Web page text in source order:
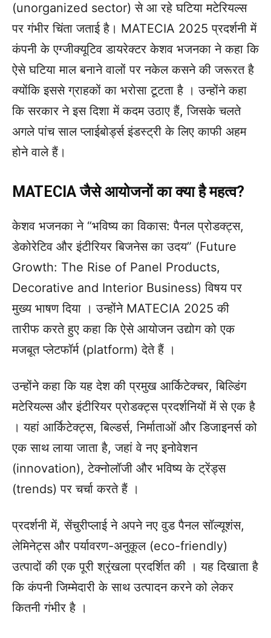
(unorganized sector) से आ रहे घटिया मटेरियल्स
पर गंभीर चिंता जताई है। MATECIA 2025 प्रदर्शनी में
कंपनी के एग्जीक्यूटिव डायरेक्टर केशव भजनका ने कहा कि
ऐसे घटिया माल बनाने वालों पर नकेल कसने की जरूरत है
क्योंकि इससे ग्राहकों का भरोसा टूटता है । उन्होंने कहा
कि सरकार ने इस दिशा में कदम उठाए हैं, जिसके चलते
अगले पांच साल प्लाईबोर्ड्स इंडस्ट्री के लिए काफी अहम
होने वाले हैं।
MATECIA जैसे आयोजनों का क्या है महत्व?
केशव भजनका ने “भविष्य का विकास: पैनल प्रोडक्ट्स,
डेकोरेटिव और इंटीरियर बिजनेस का उदय” (Future
Growth: The Rise of Panel Products,
Decorative and Interior Business) विषय पर
मुख्य भाषण दिया । उन्होंने MATECIA 2025 की
तारीफ करते हुए कहा कि ऐसे आयोजन उद्योग को एक
मजबूत प्लेटफॉर्म (platform) देते हैं ।
उन्होंने कहा कि यह देश की प्रमुख आर्किटेक्चर, बिल्डिंग
मटेरियल्स और इंटीरियर प्रोडक्ट्स प्रदर्शनियों में से एक है
। यहां आर्किटेक्ट्स, बिल्डर्स, निर्माताओं और डिजाइनर्स को
एक साथ लाया जाता है, जहां वे नए इनोवेशन
(innovation), टेक्नोलॉजी और भविष्य के ट्रेंड्स
(trends) पर चर्चा करते हैं ।
प्रदर्शनी में, सेंचुरीप्लाई ने अपने नए वुड पैनल सॉल्यूशंस,
लेमिनेट्स और पर्यावरण-अनुकूल (eco-friendly)
उत्पादों की एक पूरी श्रृंखला प्रदर्शित की । यह दिखाता है
कि कंपनी जिम्मेदारी के साथ उत्पादन करने को लेकर
कितनी गंभीर है ।